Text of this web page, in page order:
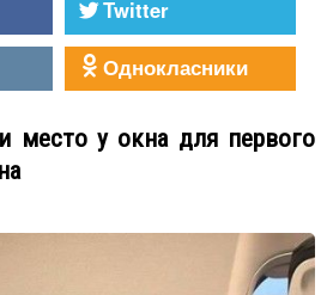
Twitter
Однокласники
место у окна для первого